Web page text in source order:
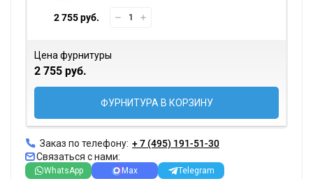
2 755 руб.
Цена фурнитуры
2 755 руб.
ФУРНИТУРА В КОРЗИНУ
Заказ по телефону: + 7 (495) 191-51-30
Связаться с нами:
WhatsApp Max Telegram